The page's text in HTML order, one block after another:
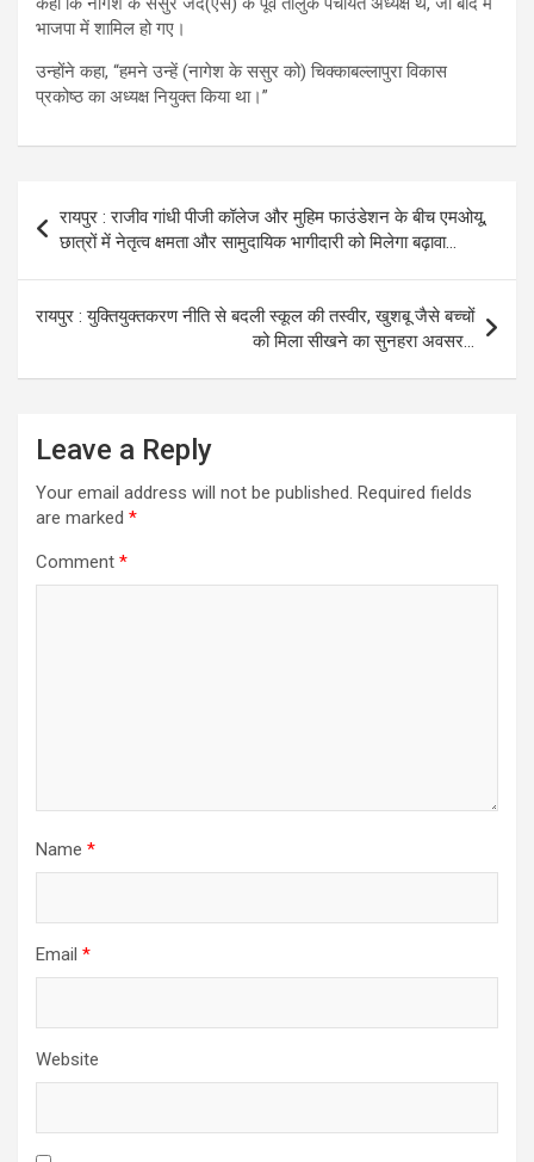
भाजपा में शामिल हो गए।
उन्होंने कहा, “हमने उन्हें (नागेश के ससुर को) चिक्काबल्लापुरा विकास
प्रकोष्ठ का अध्यक्ष नियुक्त किया था।”
navigation
रायपुर : राजीव गांधी पीजी कॉलेज और मुहिम फाउंडेशन के बीच एमओयू,
छात्रों में नेतृत्व क्षमता और सामुदायिक भागीदारी को मिलेगा बढ़ावा…
रायपुर : युक्तियुक्तकरण नीति से बदली स्कूल की तस्वीर, खुशबू जैसे बच्चों
को मिला सीखने का सुनहरा अवसर…
Leave a Reply
Your email address will not be published. Required fields
are marked *
Comment *
Name *
Email *
Website